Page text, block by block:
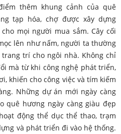
thêm khung cảnh của quê
tạp hóa, chợ được xây dựng
mọi người mua sắm. Cây cối
lên như nấm, người ta thường
trí cho ngôi nhà. Không chỉ
mà từ khi công nghệ phát triển,
khiến cho công việc và tím kiếm
Những dự án mới ngày càng
quê hương ngày càng giàu đẹp
động thể dục thể thao, trạm
và phát triển đi vào hệ thống.